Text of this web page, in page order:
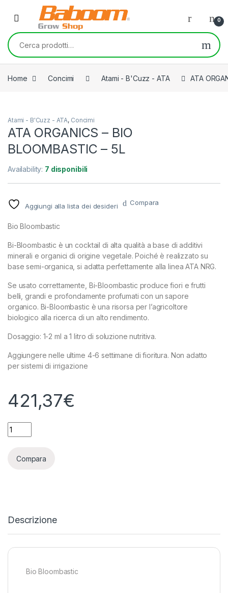
Skip to navigation
Skip to content
0
Cerca:
Home Concimi Atami - B'Cuzz - ATA ATA
Atami - B'Cuzz - ATA, Concimi
ATA ORGANICS – BIO
BLOOMBASTIC – 5L
Availability: 7 disponibili
Aggiungi alla lista dei desideri Compara
Bio Bloombastic
Bi-Bloombastic è un cocktail di alta qualità a base di additivi
minerali e organici di origine vegetale. Poiché è realizzato su
base semi-organica, si adatta perfettamente alla linea ATA NRG.
Se usato correttamente, Bi-Bloombastic produce fiori e frutti
belli, grandi e profondamente profumati con un sapore
organico. Bi-Bloombastic è una risorsa per l’agricoltore
biologico alla ricerca di un alto rendimento.
Dosaggio: 1-2 ml a 1 litro di soluzione nutritiva.
Aggiungere nelle ultime 4-6 settimane di fioritura. Non adatto
per sistemi di irrigazione
421,37€
ATA ORGANICS - BIO BLOOMBASTIC - 5L quantity
Compara
Descrizione
Bio Bloombastic